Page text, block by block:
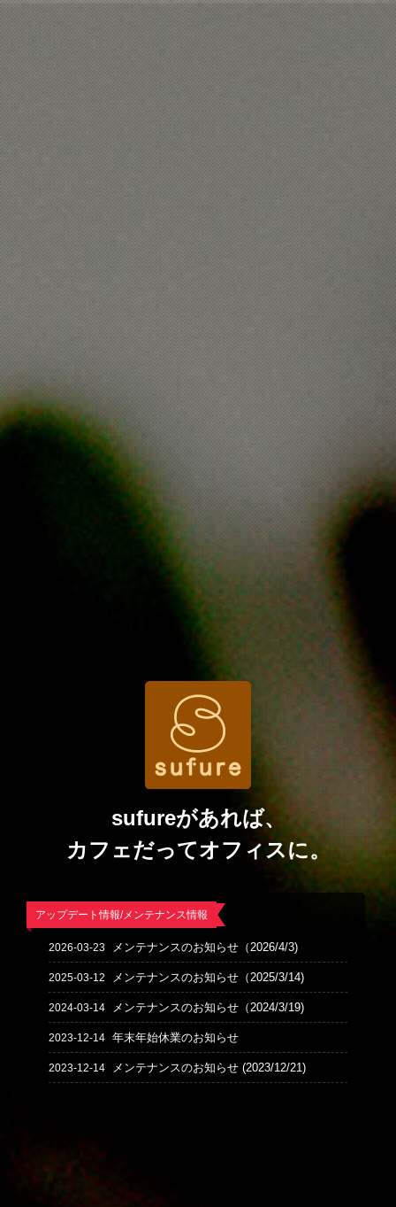
sufureがあれば、
カフェだってオフィスに。
アップデート情報/メンテナンス情報
2026-03-23 メンテナンスのお知らせ（2026/4/3)
2025-03-12 メンテナンスのお知らせ（2025/3/14)
2024-03-14 メンテナンスのお知らせ（2024/3/19)
2023-12-14 年末年始休業のお知らせ
2023-12-14 メンテナンスのお知らせ (2023/12/21)